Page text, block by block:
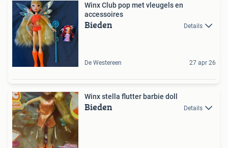
Winx Club pop met vleugels en
accessoires
Bieden Details
De Westereen 27 apr 26
Winx stella flutter barbie doll
Bieden Details